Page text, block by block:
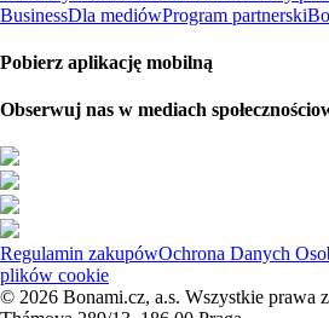
BusinessDla mediówProgram partnerski
Pobierz aplikację mobilną
Obserwuj nas w mediach
Regulamin zakupówOchrona Danych
plików cookie
© 2026 Bonami.cz, a.s. Wszystkie prawa